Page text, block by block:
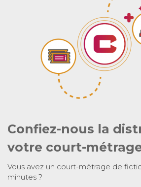
Confiez-nous la
votre court-
Vous avez un court-métrage de
minutes ?